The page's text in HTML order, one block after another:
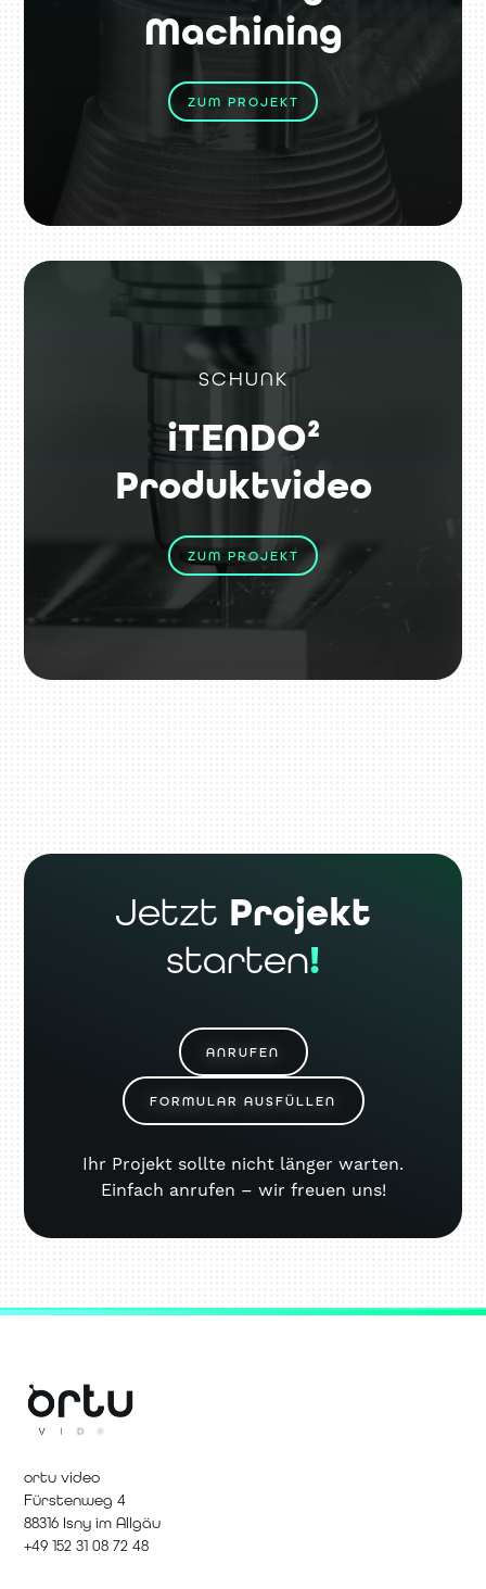
Machining
ZUM PROJEKT
SCHUNK
iTENDO²
Produktvideo
ZUM PROJEKT
Jetzt Projekt
starten!
ANRUFEN
FORMULAR AUSFÜLLEN
Ihr Projekt sollte nicht länger warten.
Einfach anrufen – wir freuen uns!
ortu video
Fürstenweg 4
88316 Isny im Allgäu
+49 152 31 08 72 48